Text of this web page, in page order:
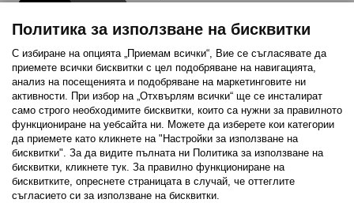
Последвайте ни:
FacebookTwitterYoutubePinterestInstagram
Политика за използване на бисквитки (Cookies)
Политика за използване на бисквитки
С избиране на опцията „Приемам всички“, Вие се съгласявате да
приемете всички бисквитки с цел подобряване на навигацията,
анализ на посещенията и подобряване на маркетинговите ни
активности. При избор на „Отхвърлям всички“ ще се инсталират
само строго необходимитe бисквитки, които са нужни за правилното
функциониране на уебсайта ни. Можете да изберете кои категории
да приемете като кликнете на "Настройки за използване на
бисквитки". За да видите пълната ни Политика за използване на
бисквитки, кликнете тук. За правилно функциониране на
бисквитките, опреснете страницата в случай, че оттеглите
съгласието си за използване на бисквитки.